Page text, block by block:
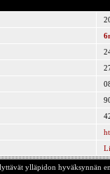
ylläpidon hyväksynnän